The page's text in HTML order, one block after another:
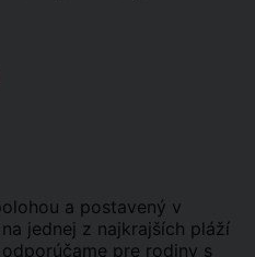
a postavený v
jednej z najkrajších pláží
pre rodiny s